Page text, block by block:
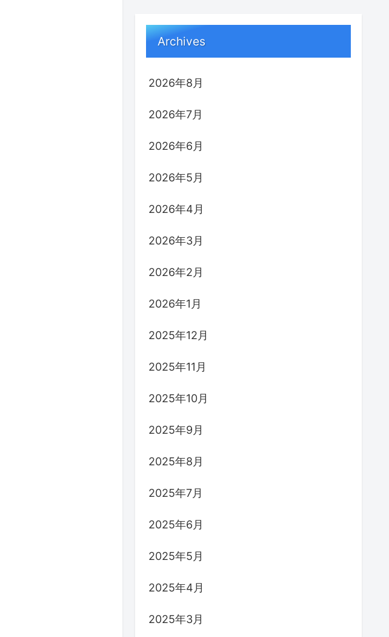
Archives
2026年8月
2026年7月
2026年6月
2026年5月
2026年4月
2026年3月
2026年2月
2026年1月
2025年12月
2025年11月
2025年10月
2025年9月
2025年8月
2025年7月
2025年6月
2025年5月
2025年4月
2025年3月